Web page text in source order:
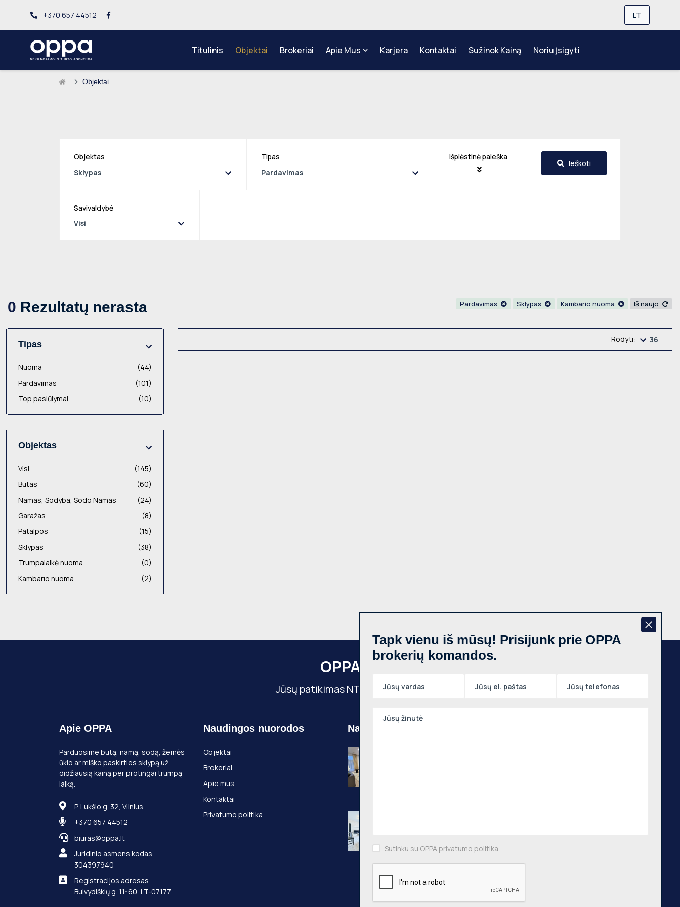
+370 657 44512 LT
Titulinis Objektai Brokeriai Apie Mus Karjera Kontaktai Sužinok Kainą Noriu Įsigyti
Objektai
Objektas
Sklypas
Tipas
Pardavimas
Išplėstinė paieška
Ieškoti
Savivaldybė
Visi
0 Rezultatų nerasta Pardavimas Sklypas Kambario nuoma Iš naujo
Tipas
Nuoma
(44)
Pardavimas
(101)
Top pasiūlymai
(10)
Objektas
Visi
(145)
Butas
(60)
Namas, Sodyba, Sodo Namas
(24)
Garažas
(8)
Patalpos
(15)
Sklypas
(38)
Trumpalaikė nuoma
(0)
Kambario nuoma
(2)
Rodyti: 36
OPPA
Jūsų patikimas NT partneris
Apie OPPA
Parduosime butą, namą, sodą, žemės
ūkio ar miško paskirties sklypą už
didžiausią kainą per protingai trumpą
laiką.
P. Lukšio g. 32, Vilnius
+370 657 44512
biuras@oppa.lt
Juridinio asmens kodas
304397940
Registracijos adresas
Buivydiškių g. 11-60, LT-07177
Naudingos nuorodos
Objektai
Brokeriai
Apie mus
Kontaktai
Privatumo politika
Naujausi objektai
Tapk vienu iš mūsų! Prisijunk prie OPPA
brokerių komandos.
Sutinku su OPPA privatumo politika